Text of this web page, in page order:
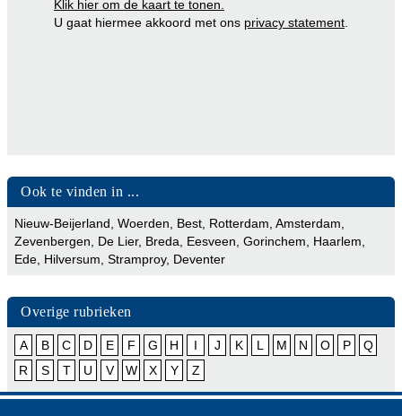
Klik hier om de kaart te tonen.
U gaat hiermee akkoord met ons privacy statement
Ook te vinden in ...
Nieuw-Beijerland Woerden Best Rotterdam Amsterdam
Zevenbergen
De Lier, Breda Eesveen Gorinchem Haarlem
Ede Hilversum Stramproy, Deventer
Overige rubrieken
A B C D E F G H I J K L M N O P
Q
R
S T U V W X Y Z